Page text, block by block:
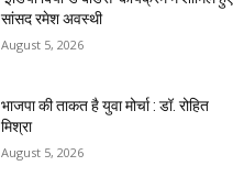
सांसद रमेश अवस्थी
August 5, 2026
भाजपा की ताकत है युवा मोर्चा : डॉ. रोहित
मिश्रा
August 5, 2026